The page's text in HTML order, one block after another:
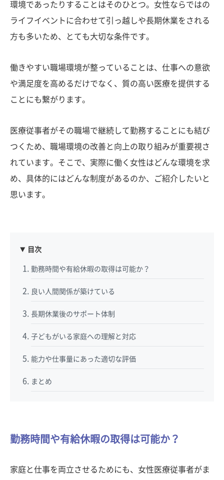
環境であったりすることはそのひとつ。女性ならではの
ライフイベントに合わせて引っ越しや長期休業をされる
方も多いため、とても大切な条件です。
働きやすい職場環境が整っていることは、仕事への意欲
や満足度を高めるだけでなく、質の高い医療を提供する
ことにも繋がります。
医療従事者がその職場で継続して勤務することにも結び
つくため、職場環境の改善と向上の取り組みが重要視さ
れています。そこで、実際に働く女性はどんな環境を求
め、具体的にはどんな制度があるのか、ご紹介したいと
思います。
目次
勤務時間や有給休暇の取得は可能か？
良い人間関係が築けている
長期休業後のサポート体制
子どもがいる家庭への理解と対応
能力や仕事量にあった適切な評価
まとめ
勤務時間や有給休暇の取得は可能か？
家庭と仕事を両立させるためにも、女性医療従事者がま